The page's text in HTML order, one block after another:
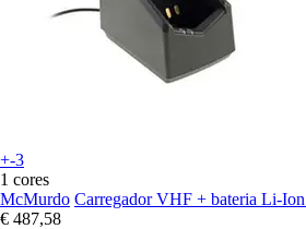
+-3
1 cores
McMurdo Carregador VHF + bateria Li-Ion
€ 487,58